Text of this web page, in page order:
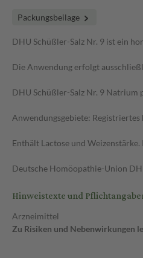
Packungsbeilage
DHU Schüßler-Salz Nr. 9 ist ein
Die Anwendung erfolgt
DHU Schüßler-Salz Nr. 9 Natrium
Anwendungsgebiete:
Enthält Lactose und
Deutsche Homöopathie-Union
Hinweistexte und
Arzneimittel
Zu Risiken und Nebenwirkungen